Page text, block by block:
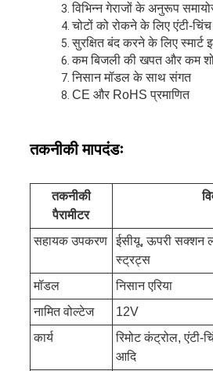
विभिन्न गेराजों के अनुरूप
चोटों को रोकने के लिए एंटी-
सुरक्षित बंद करने के लिए
कम बिजली की खपत और कम
निसान मॉडल के साथ संगत
CE और RoHS प्रमाणित
तकनीकी मापदंडः
तकनीकी
पैरामीटर
सहायक उपकरण
ईसीयू, ऊपरी सक्शन
स्ट्रट्स
मॉडल
निसान एरिया
नामित वोल्टेज
12V
कार्य
रिमोट कंट्रोल, एंटी-
आदि